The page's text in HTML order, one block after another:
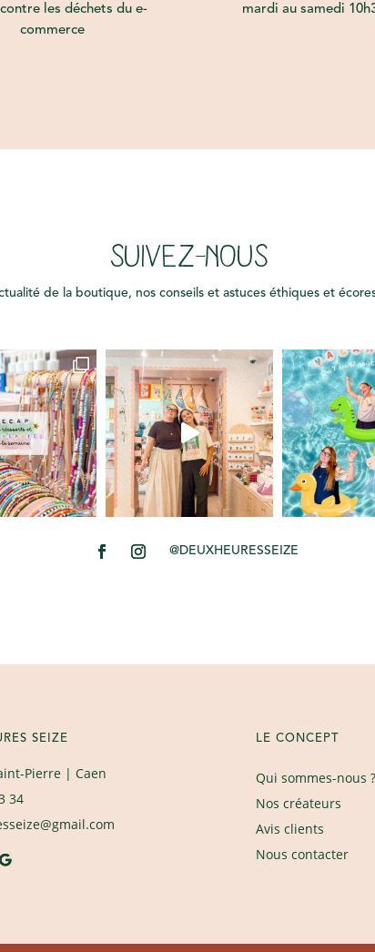
les déchets du e-
commerce
mardi au samedi
SUIVEZ-NOUS
de la boutique, nos conseils et astuces éthiques et
@DEUXHEURESSEIZE
SEIZE
Pierre| Caen
34
LE CONCEPT
Qui sommes-nous ?
Nos créateurs
Avis clients
Nous contacter